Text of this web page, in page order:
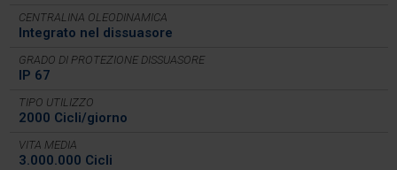
CENTRALINA OLEODINAMICA
Integrato nel dissuasore
GRADO DI PROTEZIONE DISSUASORE
IP 67
TIPO UTILIZZO
2000 Cicli/giorno
VITA MEDIA
3.000.000 Cicli